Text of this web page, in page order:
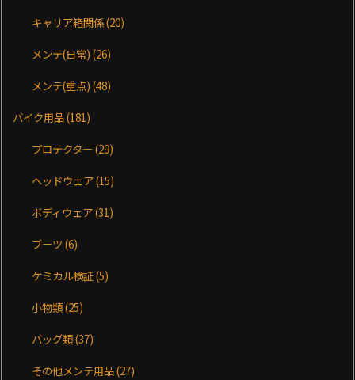
キャリア箱関係(20)
メンテ(日常)(26)
メンテ(重点)(48)
バイク用品(181)
プロテクター(29)
ヘッドウェア(15)
ボディウェア(31)
ブーツ(6)
ケミカル検証(5)
小物類(25)
バッグ類(37)
その他メンテ用品(27)